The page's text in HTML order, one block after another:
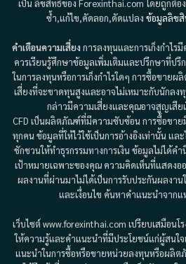
เป็น ลิขสิทธิ์ของ Forexinthai.com โดยถูกต้
ซ้ำ,แก้ไข,คัดลอก,ดัดแปลง ข้อมูลลิขสิ
คำเตือนความเสี่ยงการลงทุนและการเก็งกำไร
ควรเรียนรู้ศึกษาข้อมูลเพิ่มเติมและปรึกษาที่ปรึ
ในการลงทุนหรือการเก็งกำไรใดๆ การซื้อขายผ
เสี่ยงที่จะขาดทุนสูงและอาจไม่เหมาะกับนักล
กล่าวมีความเสี่ยงและคุณอาจสูญเสีย
CFD เป็นผลิตภัณฑ์ที่มีความซับซ้อน การซื้อขาย
ทุกคน ข้อมูลที่ให้ไว้ใช้เป็นการอ้างอิงเท่านั้น แล
ชักชวนให้ทำธุรกรรมทางการเงิน ข้อมูลไม่ได้ค
เป้าหมายเฉพาะของคุณ ความคิดเห็นที่แสดงอ
ผลงานที่ผ่านมาไม่ได้เป็นการรับประกันผลงา
และเงื่อนไข ค้นหาคำแนะนำจาก
เว็บไซต์ www.forexinthai.com เปรียบเสมือน
ให้ความรู้และคำแนะนำที่มีประโยชน์แก่ผู้สนใจ
แนะนำในการซื้อหรือขายหน่วยลงทุนหรือผลิต